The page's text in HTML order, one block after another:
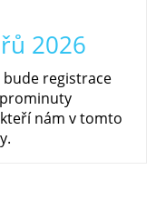
2026
bude registrace
nám v tomto